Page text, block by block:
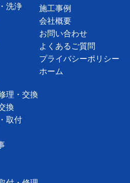
洗浄
理・交換
換
取付
施工事例
会社概要
お問い合わせ
よくあるご質問
プライバシーポリシー
ホーム